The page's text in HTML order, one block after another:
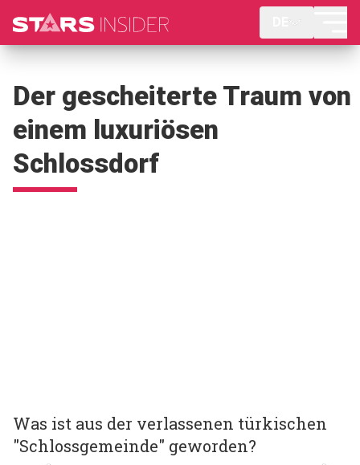
Der gescheiterte Traum von
einem luxuriösen
Schlossdorf
Was ist aus der verlassenen türkischen
"Schlossgemeinde" geworden?